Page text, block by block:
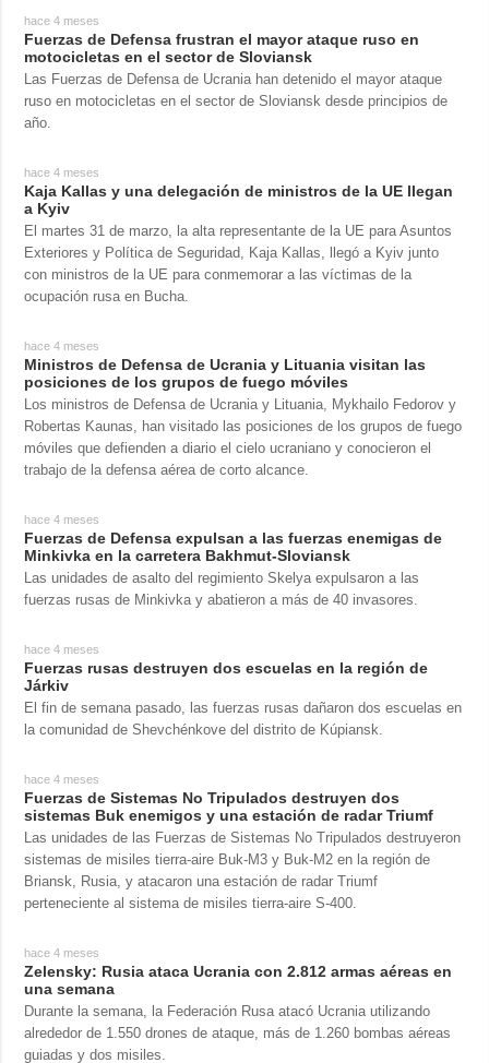
hace 4 meses
Fuerzas de Defensa frustran el mayor ataque ruso en
motocicletas en el sector de Sloviansk
Las Fuerzas de Defensa de Ucrania han detenido el mayor ataque
ruso en motocicletas en el sector de Sloviansk desde principios de
año.
hace 4 meses
Kaja Kallas y una delegación de ministros de la UE llegan
a Kyiv
El martes 31 de marzo, la alta representante de la UE para Asuntos
Exteriores y Política de Seguridad, Kaja Kallas, llegó a Kyiv junto
con ministros de la UE para conmemorar a las víctimas de la
ocupación rusa en Bucha.
hace 4 meses
Ministros de Defensa de Ucrania y Lituania visitan las
posiciones de los grupos de fuego móviles
Los ministros de Defensa de Ucrania y Lituania, Mykhailo Fedorov y
Robertas Kaunas, han visitado las posiciones de los grupos de fuego
móviles que defienden a diario el cielo ucraniano y conocieron el
trabajo de la defensa aérea de corto alcance.
hace 4 meses
Fuerzas de Defensa expulsan a las fuerzas enemigas de
Minkivka en la carretera Bakhmut-Sloviansk
Las unidades de asalto del regimiento Skelya expulsaron a las
fuerzas rusas de Minkivka y abatieron a más de 40 invasores.
hace 4 meses
Fuerzas rusas destruyen dos escuelas en la región de
Járkiv
El fin de semana pasado, las fuerzas rusas dañaron dos escuelas en
la comunidad de Shevchénkove del distrito de Kúpiansk.
hace 4 meses
Fuerzas de Sistemas No Tripulados destruyen dos
sistemas Buk enemigos y una estación de radar Triumf
Las unidades de las Fuerzas de Sistemas No Tripulados destruyeron
sistemas de misiles tierra-aire Buk-M3 y Buk-M2 en la región de
Briansk, Rusia, y atacaron una estación de radar Triumf
perteneciente al sistema de misiles tierra-aire S-400.
hace 4 meses
Zelensky: Rusia ataca Ucrania con 2.812 armas aéreas en
una semana
Durante la semana, la Federación Rusa atacó Ucrania utilizando
alrededor de 1.550 drones de ataque, más de 1.260 bombas aéreas
guiadas y dos misiles.